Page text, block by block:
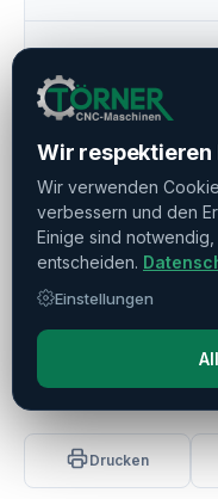
Unterer Revolver
Späneförderer
Softwareoptionen
Drucken
Wir respektieren
Wir verwenden
verbessern und den
Einige sind
entscheiden.
Einstellungen